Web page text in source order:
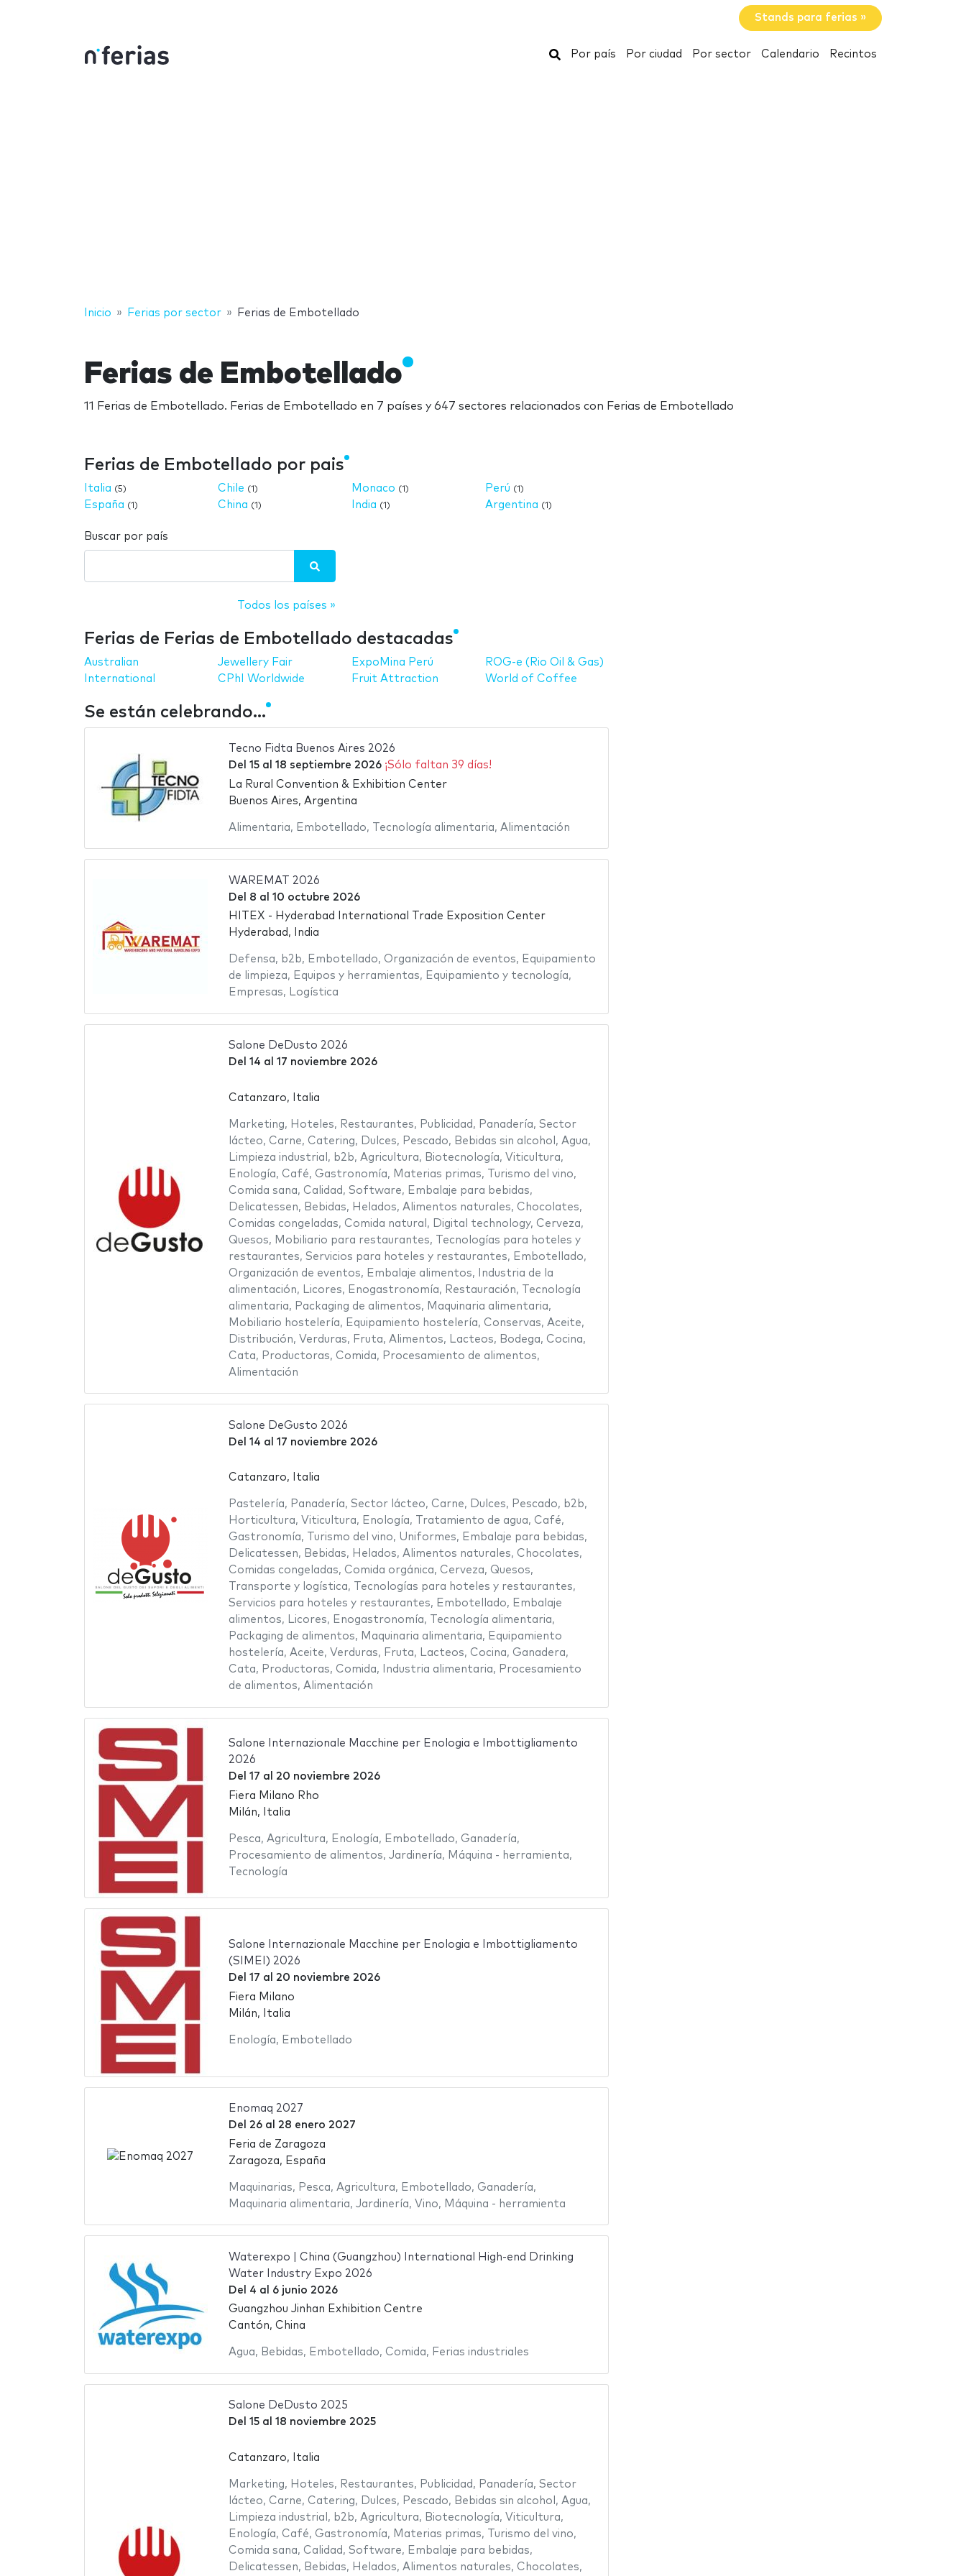
Stands para ferias »
Buscar
Por país Por ciudad Por sector Calendario Recintos
Inicio Ferias por sector Ferias de Embotellado
Ferias de Embotellado
11 Ferias de Embotellado. Ferias de Embotellado en 7 países y 647 sectores relacionados con Ferias de Embotellado
Ferias de Embotellado por pais
Italia (5)
España (1)
Chile (1)
China (1)
Monaco (1)
India (1)
Perú (1)
Argentina (1)
Buscar por país
Todos los países »
Ferias de Ferias de Embotellado destacadas
Australian
International
Jewellery Fair
CPhI Worldwide
ExpoMina Perú
Fruit Attraction
ROG-e (Rio Oil & Gas)
World of Coffee
Se están celebrando...
Tecno Fidta Buenos Aires 2026
Del 15al 18 septiembre 2026 ¡Sólo faltan 39 días!
La Rural Convention & Exhibition Center
Buenos Aires, Argentina
Alimentaria, Embotellado, Tecnología alimentaria, Alimentación
WAREMAT 2026
Del 8 al 10 octubre 2026
HITEX - Hyderabad International Trade Exposition Center
Hyderabad, India
Defensa, b2b, Embotellado, Organización de eventos, Equipamiento
de limpieza, Equipos y herramientas, Equipamiento y tecnología,
Empresas, Logística
Salone DeDusto 2026
Del 14 al 17 noviembre 2026
Catanzaro, Italia
Marketing, Hoteles, Restaurantes, Publicidad , Panadería, Sector
lácteo, Carne, Catering, Dulces, Pescado, Bebidas sin alcohol , Agua,
Limpieza industrial , b2b, Agricultura, Biotecnología, Viticultura,
Enología, Café, Gastronomía, Materias primas, Turismo del vino,
Comida sana, Calidad , Software, Embalaje para bebidas,
Delicatessen, Bebidas, Helados, Alimentos naturales, Chocolates,
Comidas congeladas, Comida natural , Digital technology, Cerveza,
Quesos, Mobiliario para restaurantes,
Tecnologías para hoteles y
restaurantes, Servicios para hoteles y restaurantes, Embotellado,
Organización de eventos, Embalaje alimentos,
Industria de la
alimentación, Licores, Enogastronomía, Restauración,
Tecnología
alimentaria, Packaging de alimentos, Maquinaria alimentaria,
Mobiliario hostelería, Equipamiento hostelería, Conservas, Aceite,
Distribución, Verduras, Fruta, Alimentos, Lacteos, Bodega, Cocina,
Cata, Productoras, Comida, Procesamiento de alimentos,
Alimentación
Salone DeGusto 2026
Del 14 al 17 noviembre 2026
Catanzaro, Italia
Pastelería, Panadería, Sector lácteo, Carne, Dulces, Pescado, b2b,
Horticultura, Viticultura, Enología, Tratamiento de agua, Café,
Gastronomía, Turismo del vino, Uniformes, Embalaje para bebidas,
Delicatessen, Bebidas, Helados, Alimentos naturales, Chocolates,
Comidas congeladas, Comida orgánica, Cerveza, Quesos,
Transporte y logística, Tecnologías para hoteles y restaurantes,
Servicios para hoteles y restaurantes, Embotellado, Embalaje
alimentos, Licores, Enogastronomía, Tecnología alimentaria,
Packaging de alimentos, Maquinaria alimentaria, Equipamiento
hostelería, Aceite, Verduras, Fruta, Lacteos, Cocina, Ganadera,
Cata, Productoras, Comida, Industria alimentaria, Procesamiento
de alimentos, Alimentación
Salone Internazionale Macchine per Enologia e Imbottigliamento
2026
Del 17 al 20 noviembre 2026
Fiera Milano Rho
Milán, Italia
Pesca, Agricultura, Enología, Embotellado, Ganadería,
Procesamiento de alimentos, Jardinería, Máquina - herramienta,
Tecnología
Salone Internazionale Macchine per Enologia e Imbottigliamento
(SIMEI) 2026
Del 17 al 20 noviembre 2026
Fiera Milano
Milán, Italia
Enología, Embotellado
Enomaq 2027
Del 26al 28 enero 2027
Feria de Zaragoza
Zaragoza, España
Maquinarias, Pesca, Agricultura, Embotellado, Ganadería,
Maquinaria alimentaria, Jardinería, Vino, Máquina - herramienta
Waterexpo | China (Guangzhou) International High-end Drinking
Water Industry Expo 2026
Del 4 al 6 junio 2026
Guangzhou Jinhan Exhibition Centre
Cantón, China
Agua, Bebidas, Embotellado, Comida, Ferias industriales
Salone DeDusto 2025
Del 15al 18 noviembre 2025
Catanzaro, Italia
Marketing, Hoteles, Restaurantes, Publicidad , Panadería, Sector
lácteo, Carne, Catering, Dulces, Pescado, Bebidas sin alcohol , Agua,
Limpieza industrial , b2b, Agricultura, Biotecnología, Viticultura,
Enología, Café, Gastronomía, Materias primas, Turismo del vino,
Comida sana, Calidad , Software, Embalaje para bebidas,
Delicatessen, Bebidas, Helados, Alimentos naturales, Chocolates,